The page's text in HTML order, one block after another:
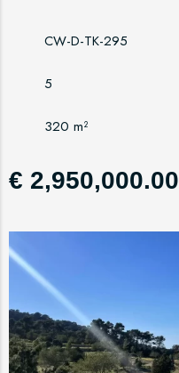
CW-D-TK-295
5
320 m²
€ 2,950,000.00